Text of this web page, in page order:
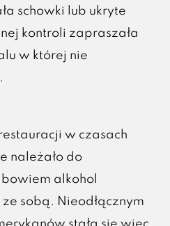
schowki lub ukryte
kontroli zapraszała
w której nie
w czasach
należało do
alkohol
sobą. Nieodłącznym